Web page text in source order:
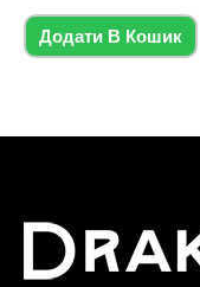
з
Додати В Кошик